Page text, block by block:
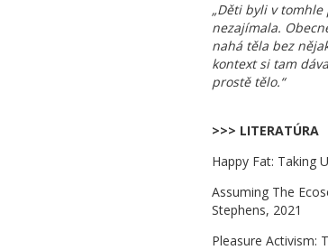
„Děti byli v
nezajímala.
nahá těla bez
kontext si tam
prostě tělo.“
>>> LITERATÚRA
Happy Fat: Taking
Assuming The
Stephens, 2021
Pleasure Activism: